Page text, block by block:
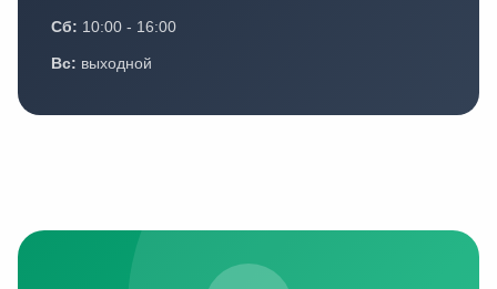
Сб: 10:00 - 16:00
Вс: выходной